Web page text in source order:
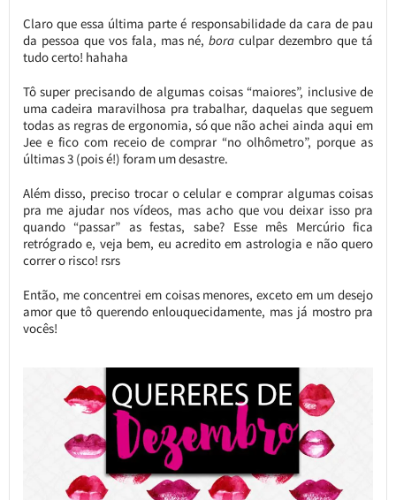
Claro que essa última parte é responsabilidade da cara de pau
da pessoa que vos fala, mas né, bora culpar dezembro que tá
tudo certo! hahaha
Tô super precisando de algumas coisas “maiores”, inclusive de
uma cadeira maravilhosa pra trabalhar, daquelas que seguem
todas as regras de ergonomia, só que não achei ainda aqui em
Jee e fico com receio de comprar “no olhômetro”, porque as
últimas 3 (pois é!) foram um desastre.
Além disso, preciso trocar o celular e comprar algumas coisas
pra me ajudar nos vídeos, mas acho que vou deixar isso pra
quando “passar” as festas, sabe? Esse mês Mercúrio fica
retrógrado e, veja bem, eu acredito em astrologia e não quero
correr o risco! rsrs
Então, me concentrei em coisas menores, exceto em um desejo
amor que tô querendo enlouquecidamente, mas já mostro pra
vocês!